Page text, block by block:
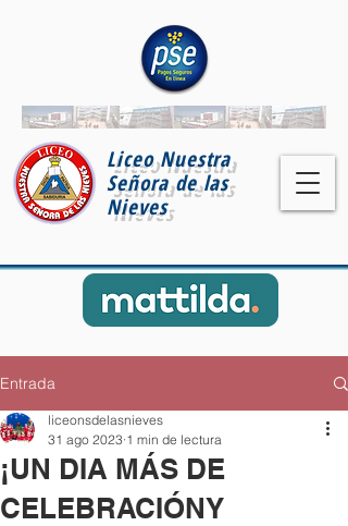
Liceo Nuestra
Señora de las
Nieves
Entrada
¡UN DIA MÁS DE
CELEBRACIÓNY
liceonsdelasnieves
31 ago 2023 1 min de lectura